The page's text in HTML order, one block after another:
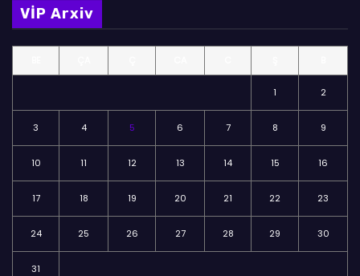
l
VİP Arxiv
1 2
3 4 5 6 7 8 9
10 11 12 13 14 15 16
17 18 19 20 21 22 23
24 25 26 27 28 29 30
31